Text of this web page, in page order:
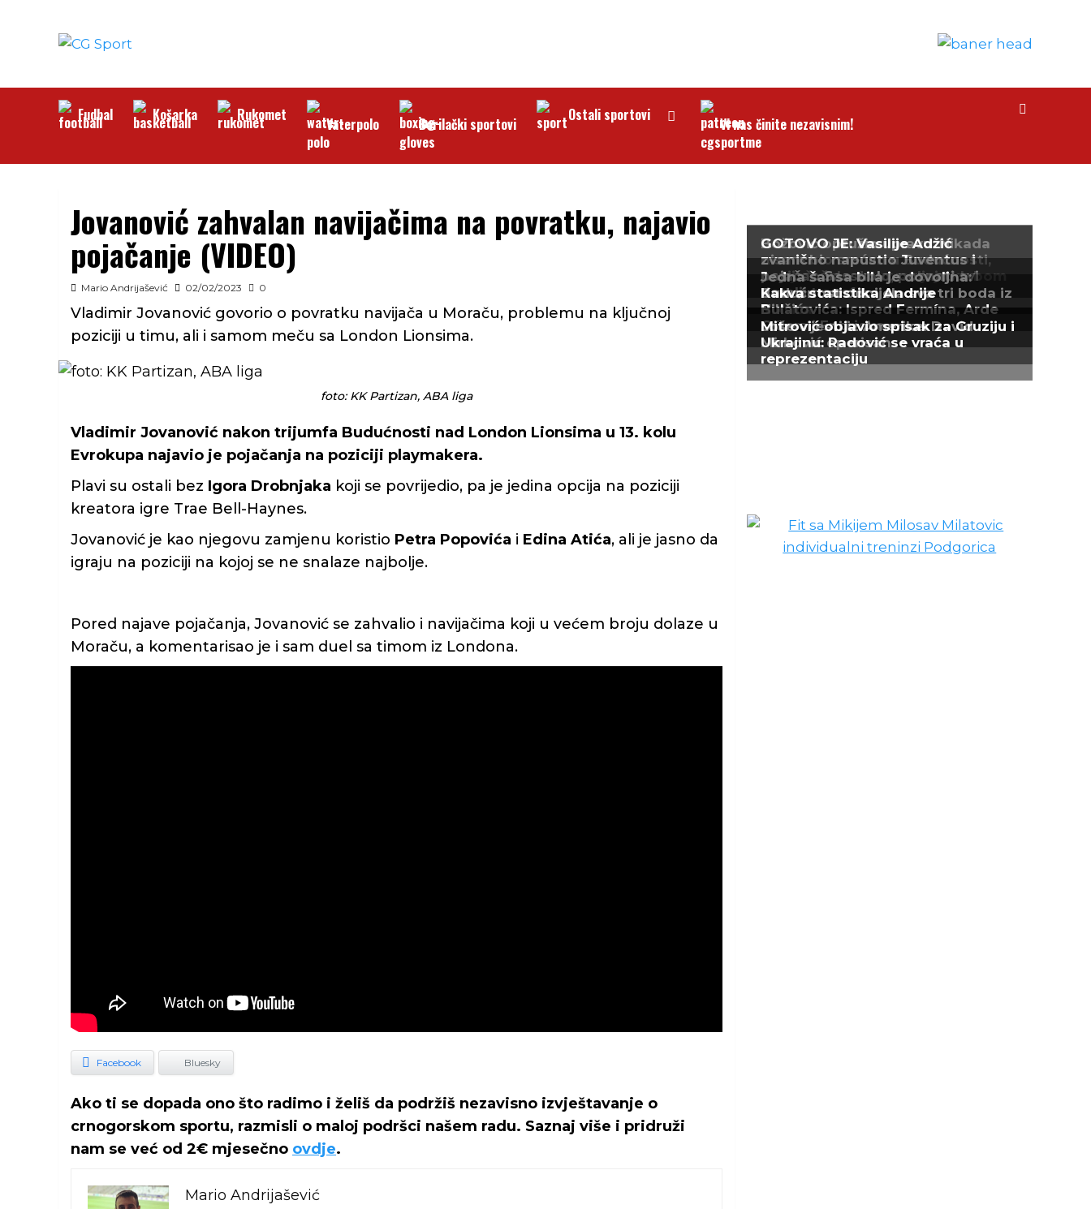
Fudbal Košarka Rukomet Vaterpolo Borilački sportovi Ostali sportovi Vi nas činite nezavisnim!
Jovanović zahvalan navijačima na povratku, najavio
pojačanje (VIDEO)
Mario Andrijašević 02/02/2023 0
Vladimir Jovanović govorio o povratku navijača u Moraču, problemu na ključnoj
poziciji u timu, ali i samom meču sa London Lionsima.
foto: KK Partizan, ABA liga
Vladimir Jovanović nakon trijumfa Budućnosti nad London Lionsima u 13. kolu
Evrokupa najavio je pojačanja na poziciji playmakera.
Plavi su ostali bez Igora Drobnjaka koji se povrijedio, pa je jedina opcija na poziciji
kreatora igre Trae Bell-Haynes.
Jovanović je kao njegovu zamjenu koristio Petra Popovića i Edina Atića, ali je jasno da
igraju na poziciji na kojoj se ne snalaze najbolje.
Pored najave pojačanja, Jovanović se zahvalio i navijačima koji u većem broju dolaze u
Moraču, a komentarisao je i sam duel sa timom iz Londona.
Facebook Bluesky
Ako ti se dopada ono što radimo i želiš da podržiš nezavisno izvještavanje o
crnogorskom sportu, razmisli o maloj podršci našem radu. Saznaj više i pridruži
nam se već od 2€ mjesečno ovdje.
Mario Andrijašević